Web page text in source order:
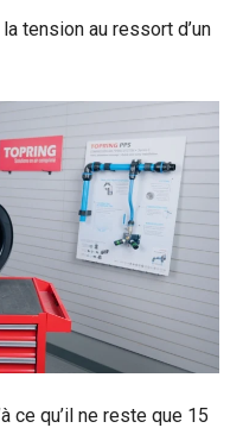
tension au ressort d’un
ce qu’il ne reste que 15